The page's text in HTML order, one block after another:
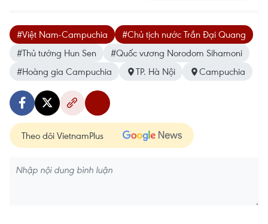
#Việt Nam-Campuchia
#Chủ tịch nước Trần Đại Quang
#Thủ tướng Hun Sen
#Quốc vương Norodom Sihamoni
#Hoàng gia Campuchia
TP. Hà Nội Campuchia
Theo dõi VietnamPlus